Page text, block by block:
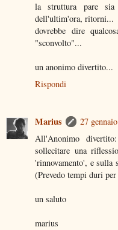
la struttura pare sia
dell'ultim'ora, ritorni...
dovrebbe dire
"sconvolto"...
un anonimo divertito...
Rispondi
Marius
27
All'Anonimo
sollecitare una
'rinnovamento', e sulla
(Prevedo tempi duri
un saluto
marius